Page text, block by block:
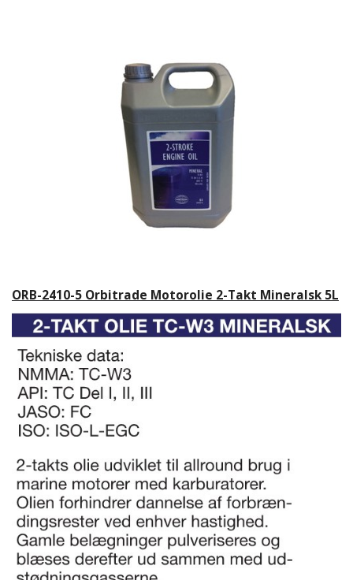
ORB-2410-5 Orbitrade Motorolie 2-Takt Mineralsk 5L